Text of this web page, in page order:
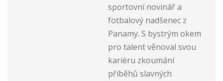
sportovní novinář a
fotbalový nadšenec z
Panamy. S bystrým okem
pro talent věnoval svou
kariéru zkoumání
příběhů slavných